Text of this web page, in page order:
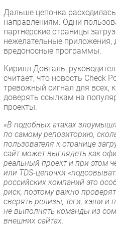
Дальше цепочка
направлениям. Одни
партнёрские страницы
нежелательные приложения,
вредоносные программы.
Кирилл Довгаль,
считает, что новость Check
тревожный сигнал для всех,
доверять ссылкам на
проекты.
«В подобных атаках
по самому репозиторию,
пользователя к странице
сайт может выглядеть как
реальный проект и при этом
или TDS-цепочки
российских компаний это
риск, поэтому важно
сверять релизы, теги, хэши и
не выполнять команды из
внешних сайтах.